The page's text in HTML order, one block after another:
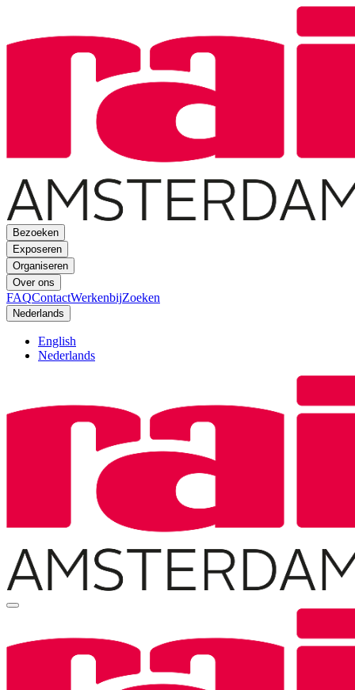
Bezoeken
Exposeren
Organiseren
Over ons
FAQContactWerkenbijZoeken
Nederlands
English
Nederlands